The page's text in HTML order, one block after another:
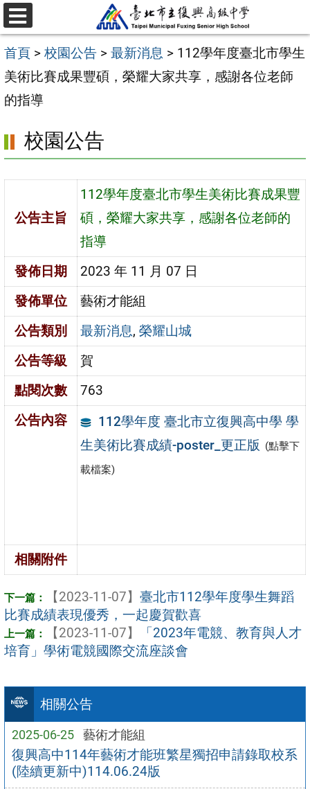
跳
至
主
要
內
區
選
單
首頁 > 校園公告 > 最新消息 > 112學年度臺北市學生
美術比賽成果豐碩，榮耀大家共享，感謝各位老師
的指導
相關公告
2025-06-25 藝術才能組
復興高中114年藝術才能班繁星獨招申請錄取校系
(陸續更新中)114.06.24版
校園公告
公告主旨
112學年度臺北市學生美術比賽成果豐
碩，榮耀大家共享，感謝各位老師的
指導
發佈日期
2023 年 11 月 07 日
發佈單位
藝術才能組
公告類別
最新消息,榮耀山城
公告等級
賀
點閱次數
763
公告內容
112學年度 臺北市立復興高中學 學
生美術比賽成績-poster_更正版 (點擊下
載檔案)
相關附件
【2023-11-07】 臺北市112學年度學生舞蹈
比賽成績表現優秀，一起慶賀歡喜
【2023-11-07】
「2023年電競、教育與人才
培育」學術電競國際交流座談會